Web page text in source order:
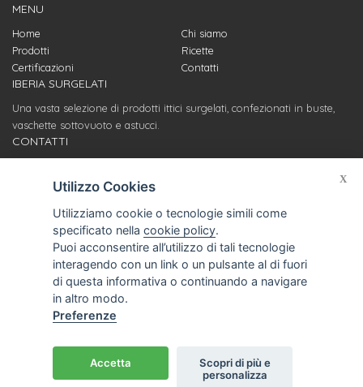
MENU
Home
Chi siamo
Prodotti
Ricette
Certificazioni
Contatti
IBERIA SURGELATI
Una vasta selezione di prodotti ittici surgelati, confezionati in buste,
vaschette sottovuoto e astucci.
CONTATTI
info@iberiasurgelati.com
Stabilimento di produzione
Ufficio acquisti e relazioni fornitori
T. (+39) 0721 969428
Via Litoranea, 389
61037 Marotta-Mondolfo (PU)
© Iberia S.r.l. - P.I. 00112200415 | Privacy|Informativa
Utilizzo Cookies
Utilizziamo cookie o tecnologie simili come
specificato nellacookie policy.
Puoi acconsentire all’utilizzo di tali tecnologie
interagendo con un link o un pulsante al di fuori
di questa informativa o continuando a navigare
in altro modo.
Preferenze
Accetta
X
Scopri di più e
personalizza